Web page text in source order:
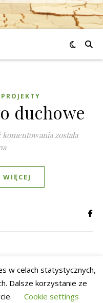
duchowe
komentowania została
Wesprzyj nas Kontakt
w celach statystycznych,
Dalsze korzystanie ze
Cookie settings